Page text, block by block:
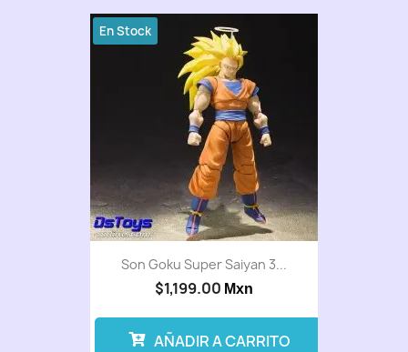
Son Goku Super Saiyan 3...
$1,199.00 Mxn
En Stock
AÑADIR A CARRITO